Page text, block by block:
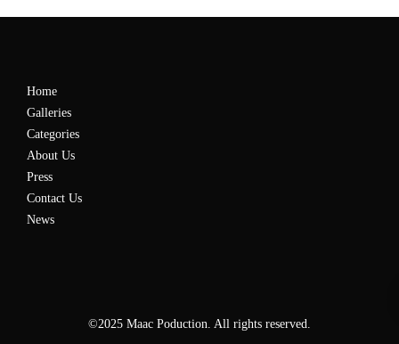
Home
Galleries
Categories
About Us
Press
Contact Us
News
©2025 Maac Poduction. All rights reserved.